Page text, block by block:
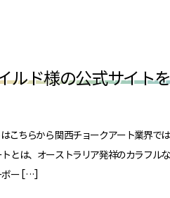
ルド様の公式サイト
こちらから 関西チョークアート業界で
とは、オーストラリア発祥のカラフル
ボー […]